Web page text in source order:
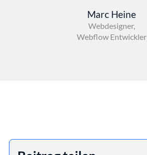
Marc Heine
Webdesigner,
Webflow Entwickler